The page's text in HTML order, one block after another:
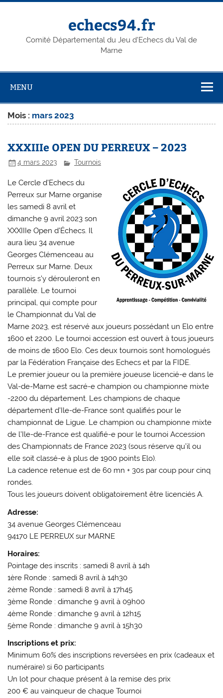
Skip
echecs94.fr
Comité Départemental du Jeu d'Echecs du Val de
Marne
MENU
Mois : mars 2023
XXXIIIe OPEN DU PERREUX – 2023
4 mars 2023 Tournois
Le Cercle d’Echecs du
Perreux sur Marne organise
les samedi 8 avril et
dimanche 9 avril 2023 son
XXXIIIe Open d’Échecs. Il
aura lieu 34 avenue
Georges Clémenceau au
Perreux sur Marne. Deux
tournois s’y dérouleront en
parallèle. Le tournoi
principal, qui compte pour
le Championnat du Val de
Marne 2023, est réservé aux joueurs possédant un Elo entre
1600 et 2200. Le tournoi accession est ouvert à tous joueurs
de moins de 1600 Elo. Ces deux tournois sont homologués
par la Fédération Française des Echecs et par la FIDE.
Le premier joueur ou la première joueuse licencié-e dans le
Val-de-Marne est sacré-e champion ou championne mixte
-2200 du département. Les champions de chaque
département d’Ile-de-France sont qualifiés pour le
championnat de Ligue. Le champion ou championne mixte
de l’Ile-de-France est qualifié-e pour le tournoi Accession
des Championnats de France 2023 (sous réserve qu’il ou
elle soit classé-e à plus de 1900 points Elo).
La cadence retenue est de 60 mn + 30s par coup pour cinq
rondes.
Tous les joueurs doivent obligatoirement être licenciés A.
Adresse:
34 avenue Georges Clémenceau
94170 LE PERREUX sur MARNE
Horaires:
Pointage des inscrits : samedi 8 avril à 14h
1ère Ronde : samedi 8 avril à 14h30
2ème Ronde : samedi 8 avril à 17h45
3ème Ronde : dimanche 9 avril à 09h00
4ème Ronde : dimanche 9 avril à 12h15
5ème Ronde : dimanche 9 avril à 15h30
Inscriptions et prix:
Minimum 60% des inscriptions reversées en prix (cadeaux et
numéraire) si 60 participants
Un lot pour chaque présent à la remise des prix
200 € au vainqueur de chaque Tournoi